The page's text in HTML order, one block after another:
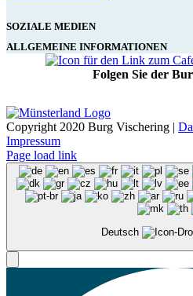
SOZIALE MEDIEN
ALLGEMEINE INFORMATIONEN
Folgen Sie der
Copyright 2020 Burg Vischering |
Impressum
Page load link
Deutsch